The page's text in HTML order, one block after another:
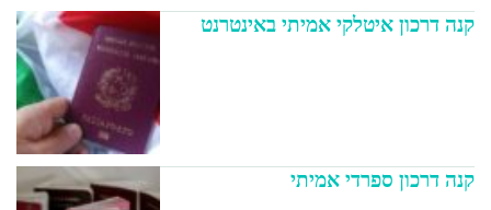
קנה דרכון איטלקי אמיתי באינטרנט
קנה דרכון ספרדי אמיתי